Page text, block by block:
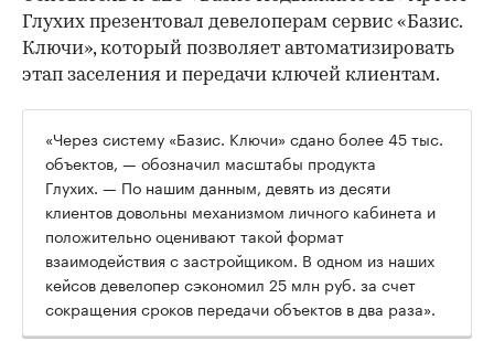
Глухих презентовал девелоперам сервис «Базис.
Ключи», который позволяет автоматизировать
этап заселения и передачи ключей клиентам.
«Через систему «Базис. Ключи» сдано более 45 тыс.
объектов, — обозначил масштабы продукта
Глухих. — По нашим данным, девять из десяти
клиентов довольны механизмом личного кабинета и
положительно оценивают такой формат
взаимодействия с застройщиком. В одном из наших
кейсов девелопер сэкономил 25 млн руб. за счет
сокращения сроков передачи объектов в два раза».